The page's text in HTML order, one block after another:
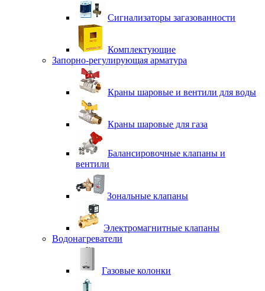
Сигнализаторы загазованности
Комплектующие
Запорно-регулирующая арматура
Краны шаровые и вентили для воды
Краны шаровые для газа
Балансировочные клапаны и
вентили
Зональные клапаны
Электромагнитные клапаны
Водонагреватели
Газовые колонки